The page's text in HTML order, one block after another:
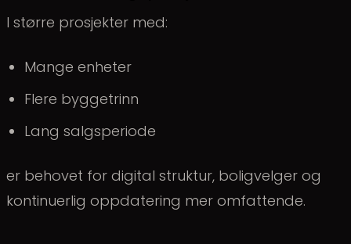
I større prosjekter med:
Mange enheter
Flere byggetrinn
Lang salgsperiode
er behovet for digital struktur, boligvelger og
kontinuerlig oppdatering mer omfattende.